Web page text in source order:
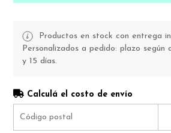
Productos en stock con entrega
Personalizados a pedido: plazo según
y 15 días.
Calculá el costo de envío